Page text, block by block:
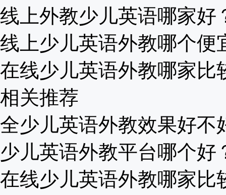
线上外教少儿英语哪家好
线上少儿英语外教哪个便
在线少儿英语外教哪家比
相关推荐
全少儿英语外教效果好不
少儿英语外教平台哪个好
在线少儿英语外教哪家比